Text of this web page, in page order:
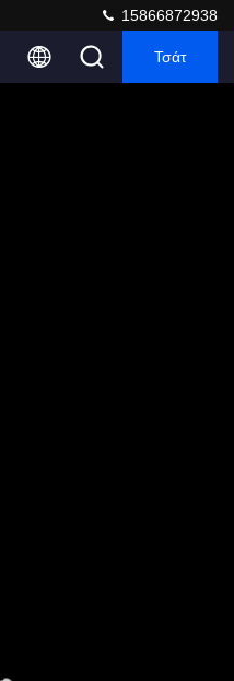
15866872938
Τσάτ